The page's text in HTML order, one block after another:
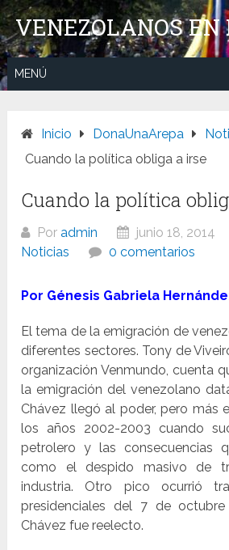
Saltar
al
contenido
VENEZOLANOS EN
MENÚ
Inicio DonaUnaArepa
Cuando la política obliga a irse
Cuando la política
Poradmin junio 18, 2014
Noticias
0 comentarios
Por Génesis Gabriela
El tema de la emigración de
diferentes sectores. Tony de
organización Venmundo, cuenta
la emigración del venezolano
Chávez llegó al poder, pero más
los años 2002-2003 cuando
petrolero y las consecuencias
como el despido masivo de
industria. Otro pico ocurrió
presidenciales del 7 de
Chávez fue reelecto.